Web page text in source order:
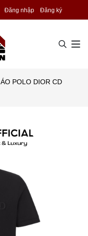
Đăng nhập Đăng ký
ÁO POLO DIOR CD